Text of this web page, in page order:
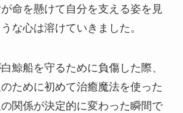
命を懸けて自分を支える姿を見
な心は溶けていきました。
鯨船を守るために負傷した際、
ために初めて治癒魔法を使った
関係が決定的に変わった瞬間で